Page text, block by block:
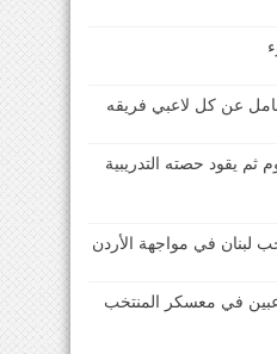
عن كل لاعبي فريقه
ثم يقود حصته التدريبية
لبنان في مواجهة الأردن
في معسكر المنتخب